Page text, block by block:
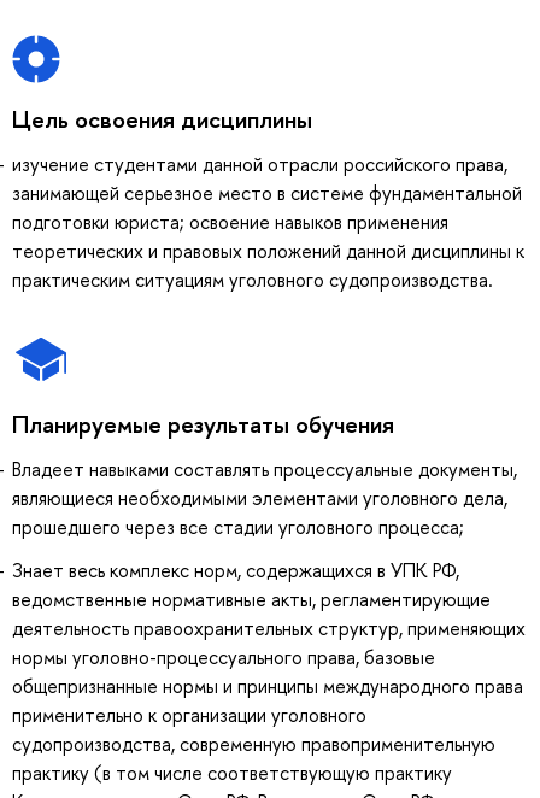
Цель освоения дисциплины
изучение студентами данной отрасли российского права,
занимающей серьезное место в системе фундаментальной
подготовки юриста; освоение навыков применения
теоретических и правовых положений данной дисциплины к
практическим ситуациям уголовного судопроизводства.
Планируемые результаты обучения
Владеет навыками составлять процессуальные документы,
являющиеся необходимыми элементами уголовного дела,
прошедшего через все стадии уголовного процесса;
Знает весь комплекс норм, содержащихся в УПК РФ,
ведомственные нормативные акты, регламентирующие
деятельность правоохранительных структур, применяющих
нормы уголовно-процессуального права, базовые
общепризнанные нормы и принципы международного права
применительно к организации уголовного
судопроизводства, современную правоприменительную
практику (в том числе соответствующую практику